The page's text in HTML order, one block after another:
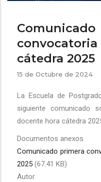
cátedra 2025
15 de Octubre de 2024
La Escuela de
siguiente comunicado
docente hora cátedra
Documentos anexos
Comunicado primera
2025 (67.41 KB)
Autor